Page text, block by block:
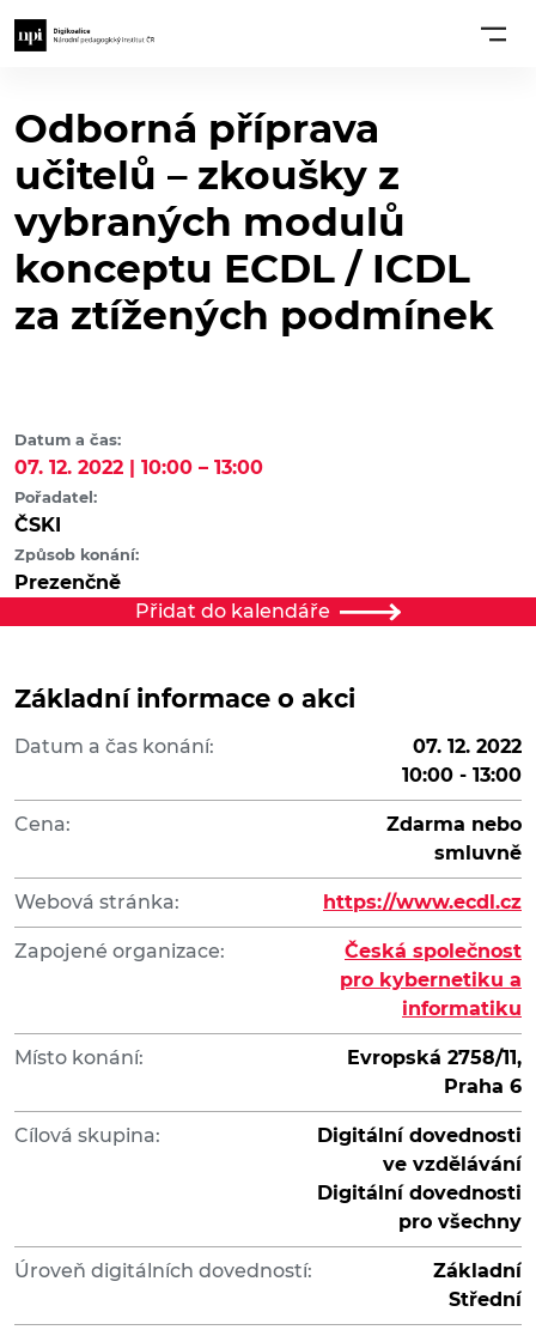
Odborná příprava
učitelů – zkoušky z
vybraných modulů
konceptu ECDL / ICDL
za ztížených podmínek
Datum a čas:
07. 12. 2022 | 10:00 – 13:00
Pořadatel:
ČSKI
Způsob konání:
Prezenčně
Přidat do kalendáře
Základní informace o akci
Datum a čas konání:
07. 12. 2022
10:00 - 13:00
Cena:
Zdarma nebo
smluvně
Webová stránka: https://www.ecdl.cz
Zapojené organizace:
Česká společnost
pro kybernetiku a
informatiku
Místo konání:
Evropská 2758/11,
Praha 6
Cílová skupina:
Digitální dovednosti
ve vzdělávání
Digitální dovednosti
pro všechny
Úroveň digitálních dovedností:
Základní
Střední